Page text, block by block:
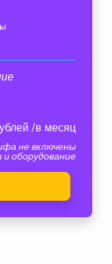
/в месяц
не включены
оборудование